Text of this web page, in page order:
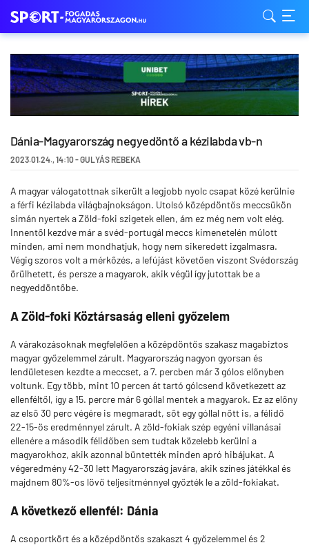
Dánia-Magyarország negyedöntő a kézilabda vb-n
2023.01.24.,14:10-GULYÁS REBEKA
A magyar válogatottnak sikerült a legjobb nyolc csapat közé kerülnie
a férfi kézilabda világbajnokságon. Utolsó középdöntős meccsükön
simán nyertek a Zöld-foki szigetek ellen, ám ez még nem volt elég.
Innentől kezdve már a svéd-portugál meccs kimenetelén múlott
minden, ami nem mondhatjuk, hogy nem sikeredett izgalmasra.
Végig szoros volt a mérkőzés, a lefújást követően viszont Svédország
örülhetett, és persze a magyarok, akik végül így jutottak be a
negyeddöntőbe.
A Zöld-foki Köztársaság elleni győzelem
A várakozásoknak megfelelően a középdöntős szakasz magabiztos
magyar győzelemmel zárult. Magyarország nagyon gyorsan és
lendületesen kezdte a meccset, a 7. percben már 3 gólos előnyben
voltunk. Egy több, mint 10 percen át tartó gólcsend következett az
ellenféltől, így a 15. percre már 6 góllal mentek a magyarok. Ez az előny
az első 30 perc végére is megmaradt, sőt egy góllal nőtt is, a félidő
22-15-ös eredménnyel zárult. A zöld-fokiak szép egyéni villanásai
ellenére a második félidőben sem tudtak közelebb kerülni a
magyarokhoz, akik azonnal büntették minden apró hibájukat. A
végeredmény 42-30 lett Magyarország javára, akik színes játékkal és
majdnem 80%-os lövő teljesítménnyel győzték le a zöld-fokiakat.
A következő ellenfél: Dánia
A csoportkört és a középdöntős szakaszt 4 győzelemmel és 2